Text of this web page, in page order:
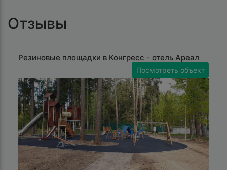
Отзывы
Резиновые площадки в Конгресс - отель Ареал
Посмотреть объект